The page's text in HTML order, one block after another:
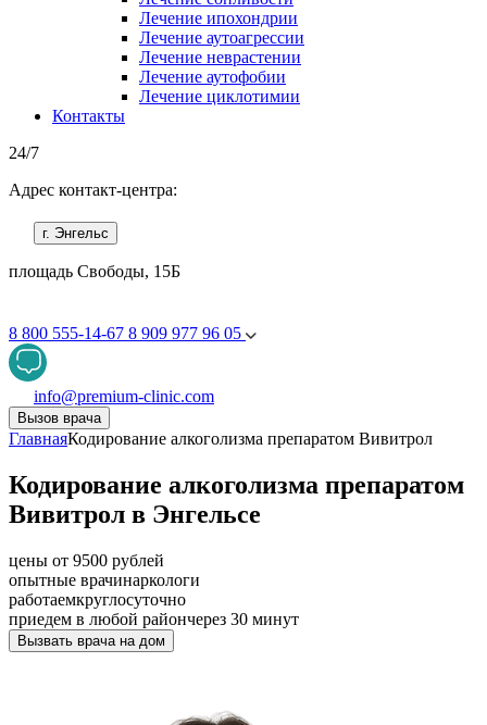
Лечение ипохондрии
Лечение аутоагрессии
Лечение неврастении
Лечение аутофобии
Лечение циклотимии
Контакты
24/7
Адрес контакт-центра:
г. Энгельс
площадь Свободы, 15Б
8 800 555-14-67 8 909 977 96 05
info@premium-clinic.com
Вызов врача
ГлавнаяКодирование алкоголизма препаратом Вивитрол
Кодирование алкоголизма препаратом
Вивитрол в Энгельсе
цены от 9500 рублей
опытные врачинаркологи
работаемкруглосуточно
приедем в любой райончерез 30 минут
Вызвать врача на дом